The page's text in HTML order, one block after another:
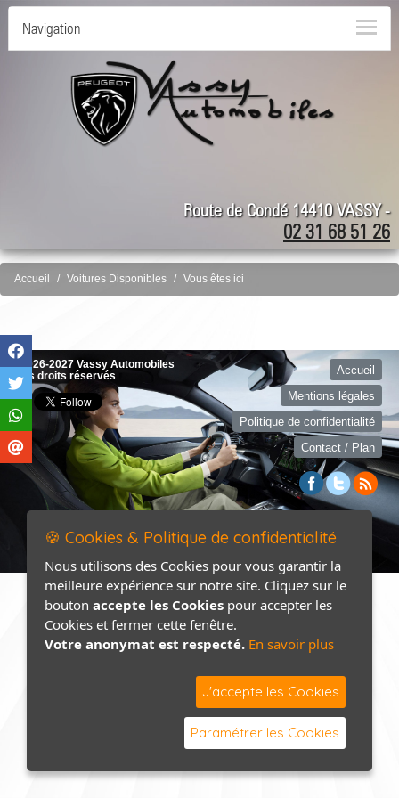
Navigation
Route de Condé 14410 VASSY -
02 31 68 51 26
Accueil Voitures Disponibles Vous êtes ici
©2026-2027 Vassy Automobiles
tous droits réservés
Accueil
Mentions légales
Politique de confidentialité
Contact / Plan
🍪 Cookies & Politique de confidentialité
Nous utilisons des Cookies pour vous garantir la
meilleure expérience sur notre site. Cliquez sur le
bouton accepte les Cookies pour accepter les
Cookies et fermer cette fenêtre.
Votre anonymat est respecté. En savoir plus
J'accepte les Cookies
Paramétrer les Cookies